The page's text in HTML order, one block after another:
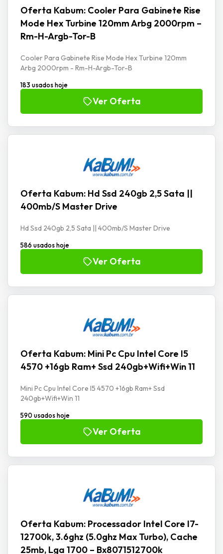
Oferta Kabum: Cooler Para Gabinete Rise
Mode Hex Turbine 120mm Arbg 2000rpm –
Rm-H-Argb-Tor-B
Cooler Para Gabinete Rise Mode Hex Turbine 120mm
Arbg 2000rpm - Rm-H-Argb-Tor-B
183 usados hoje
Ver Oferta
Oferta Kabum: Hd Ssd 240gb 2,5 Sata ||
400mb/S Master Drive
Hd Ssd 240gb 2,5 Sata || 400mb/S Master Drive
586 usados hoje
Ver Oferta
Oferta Kabum: Mini Pc Cpu Intel Core I5
4570 +16gb Ram+ Ssd 240gb+Wifi+Win 11
Mini Pc Cpu Intel Core I5 4570 +16gb Ram+ Ssd
240gb+Wifi+Win 11
590 usados hoje
Ver Oferta
Oferta Kabum: Processador Intel Core I7-
12700k, 3.6ghz (5.0ghz Max Turbo), Cache
25mb, Lga 1700 – Bx8071512700k